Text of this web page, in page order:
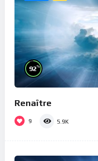
92%
Renaître
9 5.9K